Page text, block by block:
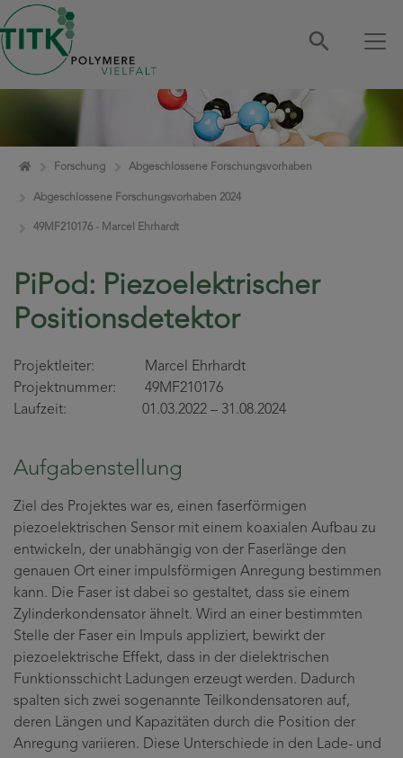
Zum Inhalt springen
HomeForschung Abgeschlossene Forschungsvorhaben
Abgeschlossene Forschungsvorhaben 2024
49MF210176 - Marcel Ehrhardt
PiPod: Piezoelektrischer
Positionsdetektor
Projektleiter: Marcel Ehrhardt
Projektnummer: 49MF210176
Laufzeit: 01.03.2022 – 31.08.2024
Aufgabenstellung
Ziel des Projektes war es, einen faserförmigen
piezoelektrischen Sensor mit einem koaxialen Aufbau zu
entwickeln, der unabhängig von der Faserlänge den
genauen Ort einer impulsförmigen Anregung bestimmen
kann. Die Faser ist dabei so gestaltet, dass sie einem
Zylinderkondensator ähnelt. Wird an einer bestimmten
Stelle der Faser ein Impuls appliziert, bewirkt der
piezoelektrische Effekt, dass in der dielektrischen
Funktionsschicht Ladungen erzeugt werden. Dadurch
spalten sich zwei sogenannte Teilkondensatoren auf,
deren Längen und Kapazitäten durch die Position der
Anregung variieren. Diese Unterschiede in den Lade- und